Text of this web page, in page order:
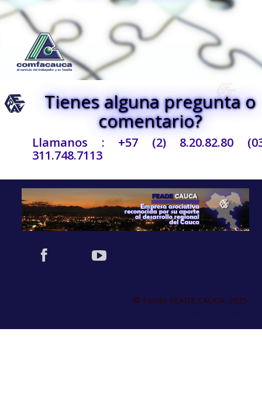
Tienes alguna pregunta o
comentario?
Llamanos : +57 (2) 8.20.82.80
311.748.7113
© Fondo FEADE CAUCA. 2025.